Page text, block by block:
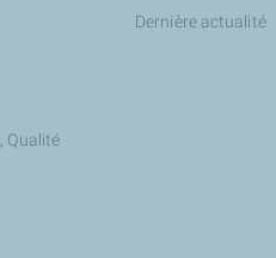
Qualité
Dernière actualité